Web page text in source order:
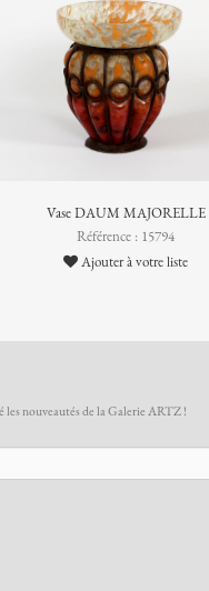
Vase DAUM MAJORELLE
Référence : 15794
Ajouter à votre liste
les nouveautés de la Galerie ARTZ !